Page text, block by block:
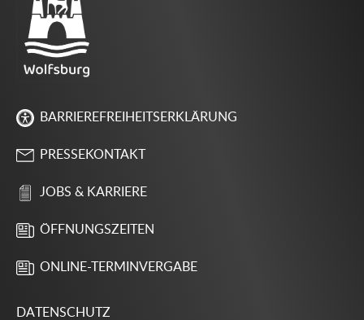
BARRIEREFREIHEITSERKLÄRUNG
PRESSEKONTAKT
JOBS & KARRIERE
ÖFFNUNGSZEITEN
ONLINE-TERMINVERGABE
DATENSCHUTZ